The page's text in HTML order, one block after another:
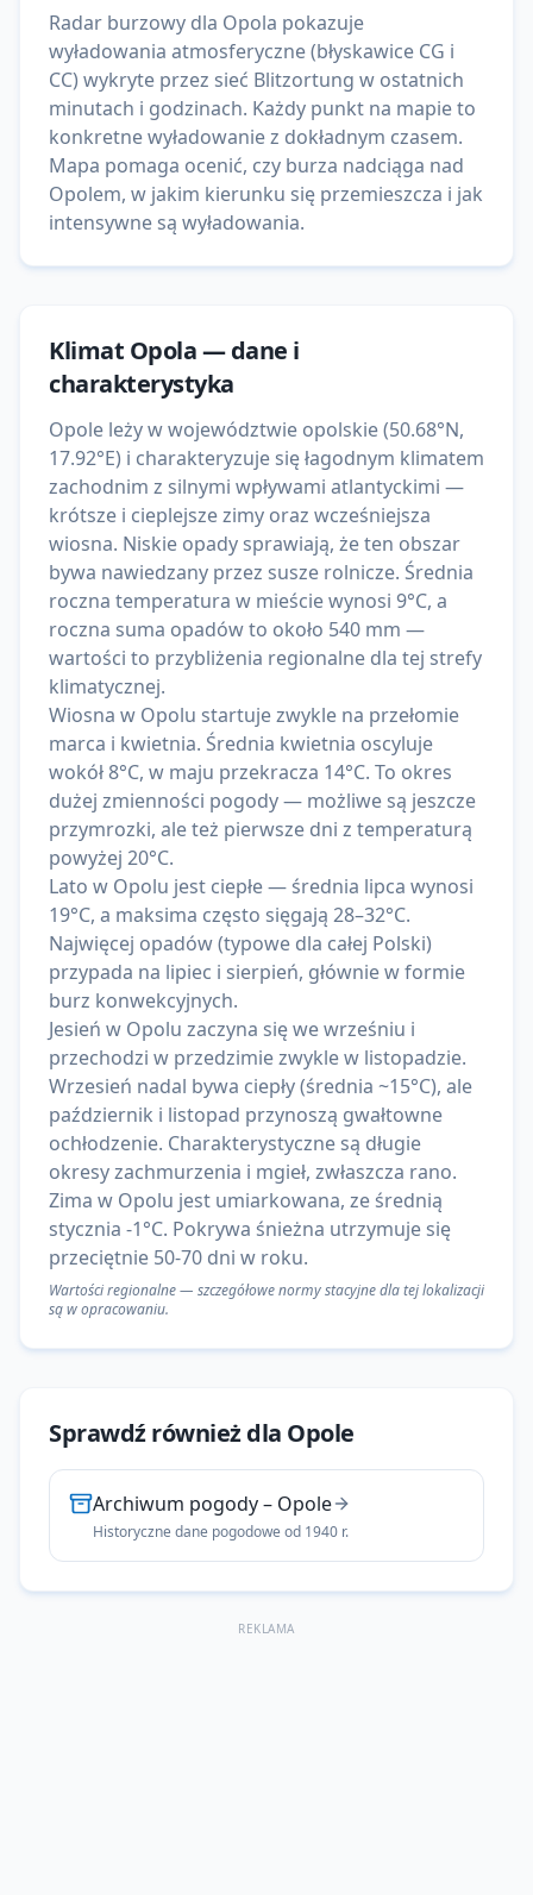
Radar burzowy dla Opola pokazuje
wyładowania atmosferyczne (błyskawice CG i
CC) wykryte przez sieć Blitzortung w ostatnich
minutach i godzinach. Każdy punkt na mapie to
konkretne wyładowanie z dokładnym czasem.
Mapa pomaga ocenić, czy burza nadciąga nad
Opolem, w jakim kierunku się przemieszcza i jak
intensywne są wyładowania.
Klimat Opola— dane i
charakterystyka
Opole leży w województwie opolskie (50.68°N,
17.92°E) i charakteryzuje się łagodnym klimatem
zachodnim z silnymi wpływami atlantyckimi —
krótsze i cieplejsze zimy oraz wcześniejsza
wiosna. Niskie opady sprawiają, że ten obszar
bywa nawiedzany przez susze rolnicze. Średnia
roczna temperatura w mieście wynosi 9°C, a
roczna suma opadów to około 540 mm —
wartości to przybliżenia regionalne dla tej strefy
klimatycznej.
Wiosna w Opolu startuje zwykle na przełomie
marca i kwietnia. Średnia kwietnia oscyluje
wokół 8°C, w maju przekracza 14°C. To okres
dużej zmienności pogody — możliwe są jeszcze
przymrozki, ale też pierwsze dni z temperaturą
powyżej 20°C.
Lato w Opolu jest ciepłe — średnia lipca wynosi
19°C, a maksima często sięgają 28–32°C.
Najwięcej opadów (typowe dla całej Polski)
przypada na lipiec i sierpień, głównie w formie
burz konwekcyjnych.
Jesień w Opolu zaczyna się we wrześniu i
przechodzi w przedzimie zwykle w listopadzie.
Wrzesień nadal bywa ciepły (średnia ~15°C), ale
październik i listopad przynoszą gwałtowne
ochłodzenie. Charakterystyczne są długie
okresy zachmurzenia i mgieł, zwłaszcza rano.
Zima w Opolu jest umiarkowana, ze średnią
stycznia -1°C. Pokrywa śnieżna utrzymuje się
przeciętnie 50-70 dni w roku.
Wartości regionalne — szczegółowe normy stacyjne dla tej lokalizacji
są w opracowaniu.
Sprawdź również dla Opole
Archiwum pogody– Opole
Historyczne dane pogodowe od 1940 r.
REKLAMA